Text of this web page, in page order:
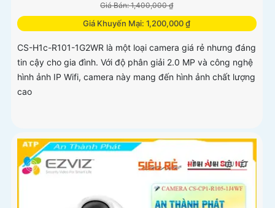
Giá Bán: 1,400,000 ₫
Giá Khuyến Mại: 1,200,000 ₫
CS-H1c-R101-1G2WR là một loại camera giá rẻ nhưng đáng
tin cậy cho gia đình. Với độ phân giải 2.0 MP và công nghệ
hình ảnh IP Wifi, camera này mang đến hình ảnh chất lượng
cao